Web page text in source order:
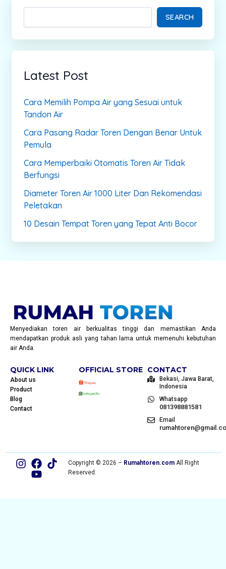
SEARCH
Latest Post
Cara Memilih Pompa Air yang Sesuai untuk
Tandon Air
Cara Pasang Radar Toren Dengan Benar Untuk
Pemula
Cara Memperbaiki Otomatis Toren Air Tidak
Berfungsi
Diameter Toren Air 1000 Liter Dan Rekomendasi
Peletakan
10 Desain Tempat Toren yang Tepat Anti Bocor
Menyediakan toren air berkualitas tinggi dan memastikan Anda
mendapatkan produk asli yang tahan lama untuk memenuhi kebutuhan
air Anda.
QUICK LINK
About us
Product
Blog
Contact
OFFICIAL STORE CONTACT
Bekasi, Jawa Barat,
Indonesia
Whatsapp
081398881581
Email
Copyright © 2026 – Rumahtoren.comAll Right
Reserved.